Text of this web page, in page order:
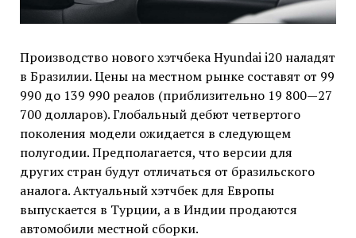
Производство нового хэтчбека Hyundai i20 наладят
в Бразилии. Цены на местном рынке составят от 99
990 до 139 990 реалов (приблизительно 19 800—27
700 долларов). Глобальный дебют четвертого
поколения модели ожидается в следующем
полугодии. Предполагается, что версии для
других стран будут отличаться от бразильского
аналога. Актуальный хэтчбек для Европы
выпускается в Турции, а в Индии продаются
автомобили местной сборки.